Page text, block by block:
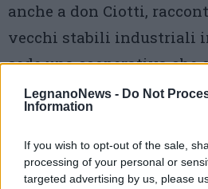
LegnanoNews - Do Not
Information
If you wish to opt-out of the sale,
processing of your personal or
targeted advertising by us, please
anche a don Ciotti,
vecchi stabili industriali
sede una cooperativa che
nelle persone e nella loro
rinascita, grazie al lavoro.
Emozione e attesa,
provincia di Varese di